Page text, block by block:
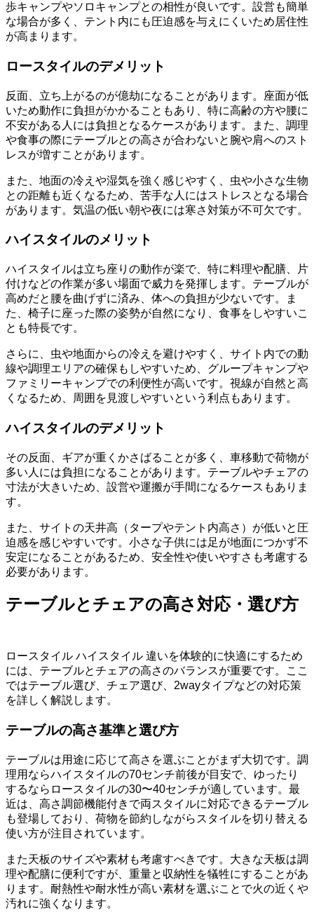
歩キャンプやソロキャンプとの相性が良いです。設営も簡単
な場合が多く、テント内にも圧迫感を与えにくいため居住性
が高まります。
ロースタイルのデメリット
反面、立ち上がるのが億劫になることがあります。座面が低
いため動作に負担がかかることもあり、特に高齢の方や腰に
不安がある人には負担となるケースがあります。また、調理
や食事の際にテーブルとの高さが合わないと腕や肩へのスト
レスが増すことがあります。
また、地面の冷えや湿気を強く感じやすく、虫や小さな生物
との距離も近くなるため、苦手な人にはストレスとなる場合
があります。気温の低い朝や夜には寒さ対策が不可欠です。
ハイスタイルのメリット
ハイスタイルは立ち座りの動作が楽で、特に料理や配膳、片
付けなどの作業が多い場面で威力を発揮します。テーブルが
高めだと腰を曲げずに済み、体への負担が少ないです。ま
た、椅子に座った際の姿勢が自然になり、食事をしやすいこ
とも特長です。
さらに、虫や地面からの冷えを避けやすく、サイト内での動
線や調理エリアの確保もしやすいため、グループキャンプや
ファミリーキャンプでの利便性が高いです。視線が自然と高
くなるため、周囲を見渡しやすいという利点もあります。
ハイスタイルのデメリット
その反面、ギアが重くかさばることが多く、車移動で荷物が
多い人には負担になることがあります。テーブルやチェアの
寸法が大きいため、設営や運搬が手間になるケースもありま
す。
また、サイトの天井高（タープやテント内高さ）が低いと圧
迫感を感じやすいです。小さな子供には足が地面につかず不
安定になることがあるため、安全性や使いやすさも考慮する
必要があります。
テーブルとチェアの高さ対応・選び方
ロースタイル ハイスタイル 違いを体験的に快適にするため
には、テーブルとチェアの高さのバランスが重要です。ここ
ではテーブル選び、チェア選び、2wayタイプなどの対応策
を詳しく解説します。
テーブルの高さ基準と選び方
テーブルは用途に応じて高さを選ぶことがまず大切です。調
理用ならハイスタイルの70センチ前後が目安で、ゆったり
するならロースタイルの30〜40センチが適しています。最
近は、高さ調節機能付きで両スタイルに対応できるテーブル
も登場しており、荷物を節約しながらスタイルを切り替える
使い方が注目されています。
また天板のサイズや素材も考慮すべきです。大きな天板は調
理や配膳に便利ですが、重量と収納性を犠牲にすることがあ
ります。耐熱性や耐水性が高い素材を選ぶことで火の近くや
汚れに強くなります。